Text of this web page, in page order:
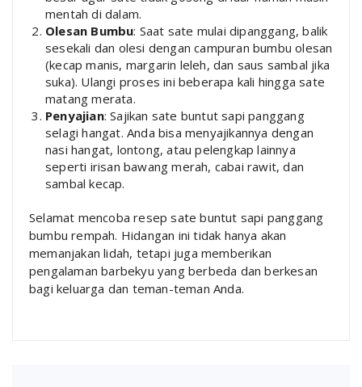
mentah di dalam.
Olesan Bumbu: Saat sate mulai dipanggang, balik
sesekali dan olesi dengan campuran bumbu olesan
(kecap manis, margarin leleh, dan saus sambal jika
suka). Ulangi proses ini beberapa kali hingga sate
matang merata.
Penyajian: Sajikan sate buntut sapi panggang
selagi hangat. Anda bisa menyajikannya dengan
nasi hangat, lontong, atau pelengkap lainnya
seperti irisan bawang merah, cabai rawit, dan
sambal kecap.
Selamat mencoba resep sate buntut sapi panggang
bumbu rempah. Hidangan ini tidak hanya akan
memanjakan lidah, tetapi juga memberikan
pengalaman barbekyu yang berbeda dan berkesan
bagi keluarga dan teman-teman Anda.